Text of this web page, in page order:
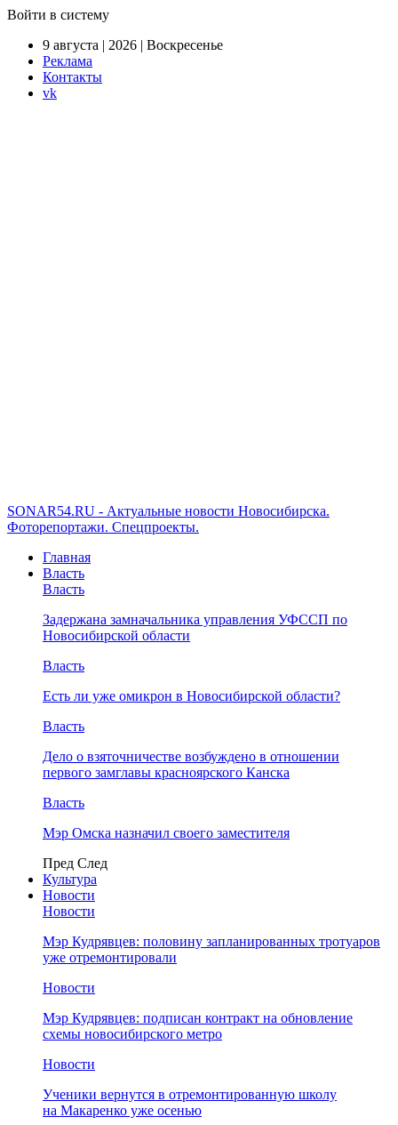
Войти в систему
9 августа | 2026 | Воскресенье
Реклама
Контакты
vk
SONAR54.RU - Актуальные новости Новосибирска.
Фоторепортажи. Спецпроекты.
Главная
Власть
Власть
Задержана замначальника управления УФССП по
Новосибирской области
Власть
Есть ли уже омикрон в Новосибирской области?
Власть
Дело о взяточничестве возбуждено в отношении
первого замглавы красноярского Канска
Власть
Мэр Омска назначил своего заместителя
Пред След
Культура
Новости
Новости
Мэр Кудрявцев: половину запланированных тротуаров
уже отремонтировали
Новости
Мэр Кудрявцев: подписан контракт на обновление
схемы новосибирского метро
Новости
Ученики вернутся в отремонтированную школу
на Макаренко уже осенью